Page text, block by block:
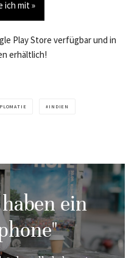
ich mit »
Play Store verfügbar und in
erhältlich!
INDIEN
ein